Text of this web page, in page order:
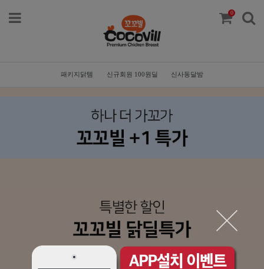
0
패키지닭템 신규회원 100원딜 신사동달밤